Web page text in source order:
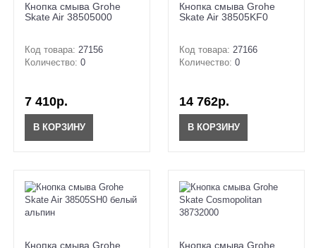
Кнопка смыва Grohe
Skate Air 38505000
Код товара: 27156
Количество: 0
7 410р.
В КОРЗИНУ
Кнопка смыва Grohe
Skate Air 38505KF0
Код товара: 27166
Количество: 0
14 762р.
В КОРЗИНУ
Кнопка смыва Grohe
Кнопка смыва Grohe